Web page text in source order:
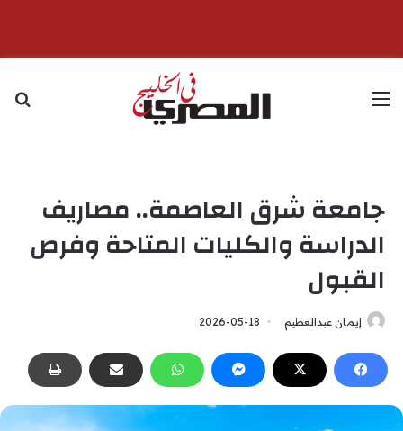
القائمة
جامعة شرق العاصمة.. مصاريف
الدراسة والكليات المتاحة وفرص
القبول
إيمان عبدالعظيم 2026-05-18